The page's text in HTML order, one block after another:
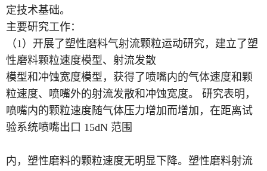
定技术基础。
主要研究工作：
（1）开展了塑性磨料气射流颗粒运动研究，建立了塑
性磨料颗粒速度模型、射流发散
模型和冲蚀宽度模型，获得了喷嘴内的气体速度和颗
粒速度、喷嘴外的射流发散和冲蚀宽度。 研究表明，
喷嘴内的颗粒速度随气体压力增加而增加，在距离试
验系统喷嘴出口 15dN 范围
内，塑性磨料的颗粒速度无明显下降。塑性磨料射流